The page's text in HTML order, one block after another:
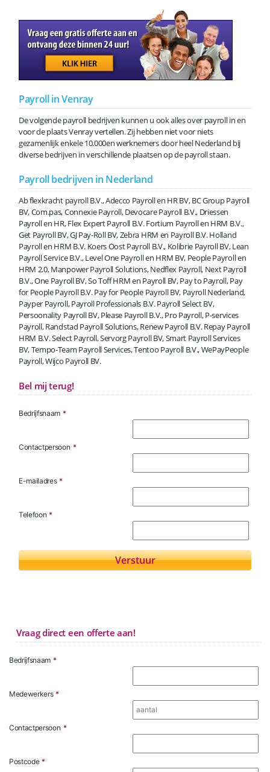
Payroll in Venray
De volgende payroll bedrijven kunnen u ook alles over payroll in en
voor de plaats Venray vertellen. Zij hebben niet voor niets
gezamenlijk enkele 10.000en werknemers door heel Nederland bij
diverse bedrijven in verschillende plaatsen op de payroll staan.
Payroll bedrijven in Nederland
Ab flexkracht payroll B.V., Adecco Payroll en HR BV, BC Group Payroll
BV, Com.pas, Connexie Payroll, Devocare Payroll B.V., Driessen
Payroll en HR, Flex Expert Payroll B.V. Fortium Payroll en HRM B.V.,
Get Payroll BV, GJ Pay-Roll BV, Zebra HRM en Payroll B.V. Holland
Payroll en HRM B.V. Koers Oost Payroll B.V., Kolibrie Payroll BV, Lean
Payroll Service B.V., Level One Payroll en HRM BV, People Payroll en
HRM 2.0, Manpower Payroll Solutions, Nedflex Payroll, Next Payroll
B.V., One Payroll BV, So Toff HRM en Payroll BV, Pay to Payroll, Pay
for People Payroll B.V. Pay for People Payroll BV, Payroll Nederland,
Payper Payroll, Payroll Professionals B.V. Payroll Select BV,
Persoonality Payroll BV, Please Payroll B.V., Pro Payroll, P-services
Payroll, Randstad Payroll Solutions, Renew Payroll B.V. Repay Payroll
HRM B.V. Select Payroll, Servorg Payroll BV, Smart Payroll Services
BV, Tempo-Team Payroll Services, Tentoo Payroll B.V., WePayPeople
Payroll, Wijco Payroll BV.
Bel mij terug!
Bedrijfsnaam *
Contactpersoon *
E-mailadres *
Telefoon *
Vraag direct een offerte aan!
Bedrijfsnaam *
Medewerkers *
Contactpersoon *
Postcode *